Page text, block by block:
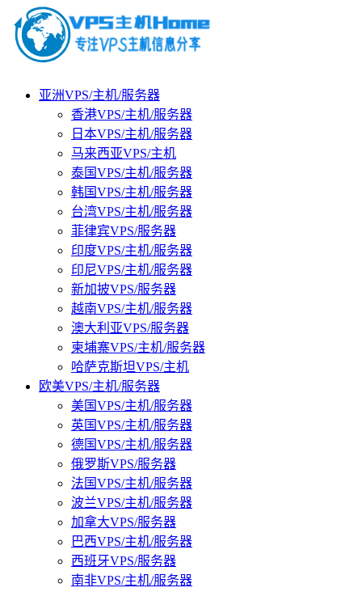
亚洲VPS/主机/服务器
香港VPS/主机/服务器
日本VPS/主机/服务器
马来西亚VPS/主机
泰国VPS/主机/服务器
韩国VPS/主机/服务器
台湾VPS/主机/服务器
菲律宾VPS/服务器
印度VPS/主机/服务器
印尼VPS/主机/服务器
新加披VPS/服务器
越南VPS/主机/服务器
澳大利亚VPS/服务器
柬埔寨VPS/主机/服务器
哈萨克斯坦VPS/主机
欧美VPS/主机/服务器
美国VPS/主机/服务器
英国VPS/主机/服务器
德国VPS/主机/服务器
俄罗斯VPS/服务器
法国VPS/主机/服务器
波兰VPS/主机/服务器
加拿大VPS/服务器
巴西VPS/主机/服务器
西班牙VPS/服务器
南非VPS/主机/服务器